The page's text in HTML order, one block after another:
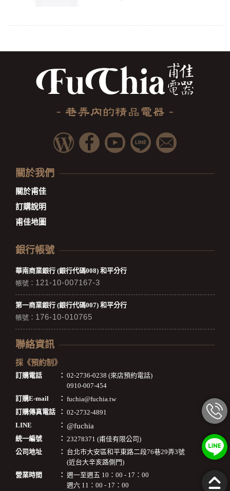
關於我們
關於甫佳
訂購說明
甫佳地圖
銀行帳號
華南商業銀行 (銀行代碼008) 和平分行
帳號： 121-10-007167-3
第一商業銀行 (銀行代碼007) 和平分行
帳號： 176-10-010765
聯絡資訊
採《預約制》
訂購電話 ： 02-2736-0238 (來店預約電話)
0910-007-454
訂購E-mail
： fuchia@fuchia.tw
訂購傳真電話
： 02-2732-4891
LINE
： @fuchia
統一編號 ： 23278371 (甫佳有限公司)
公司地址
： 台北市大安區和平東路二段76巷29弄3號
(近台大辛亥路側門)
營業時間
： 週一至週五 10：00 - 17：00
週六 11：00 - 17：00